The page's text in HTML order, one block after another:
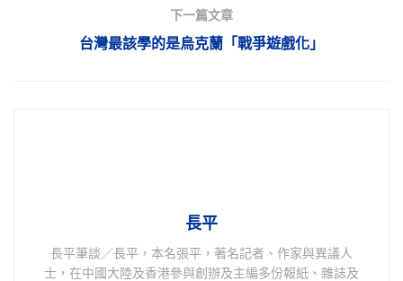
下一篇文章
台灣最該學的是烏克蘭「戰爭遊戲化」
長平
長平筆談／長平，本名張平，著名記者、作家與異議人
士，在中國大陸及香港參與創辦及主編多份報紙、雜誌及